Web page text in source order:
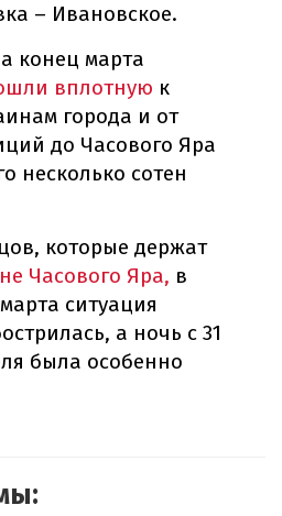
– Ивановское.
конец марта
вплотную к
города и от
до Часового Яра
несколько сотен
которые держат
Часового Яра, в
ситуация
а ночь с 31
была особенно